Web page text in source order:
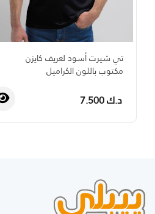
تي شيرت أسود لعريف كايزن
مكتوب باللون الكراميل
د.ك 7.500